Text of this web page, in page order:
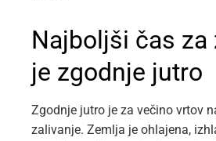
Najboljši čas za
je zgodnje jutro
Zgodnje jutro je za večino vrtov
zalivanje. Zemlja je ohlajena,